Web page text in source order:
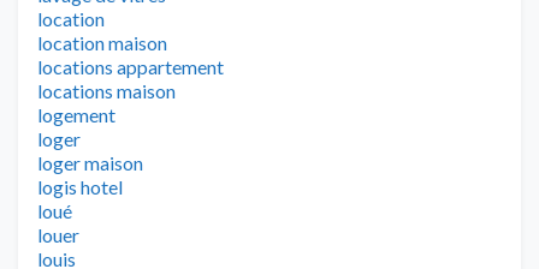
location
location maison
locations appartement
locations maison
logement
loger
loger maison
logis hotel
loué
louer
louis